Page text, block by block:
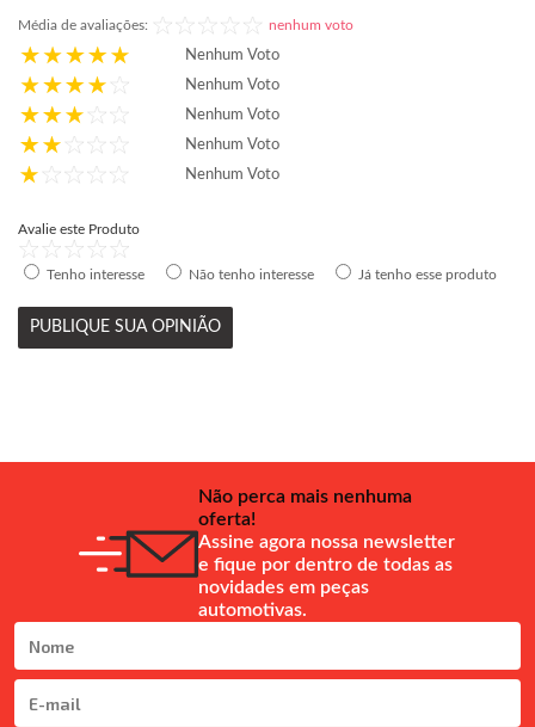
Média de avaliações: nenhum voto
Nenhum Voto
Nenhum Voto
Nenhum Voto
Nenhum Voto
Nenhum Voto
Avalie este Produto
Tenho interesse Não tenho interesse Já tenho esse produto
PUBLIQUE SUA OPINIÃO
Não perca mais nenhuma
oferta!
Assine agora nossa newsletter
e fique por dentro de todas as
novidades em peças
automotivas.